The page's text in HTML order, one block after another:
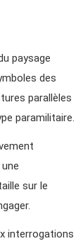
paysage
des
parallèles
paramilitaire.
sur le
interrogations